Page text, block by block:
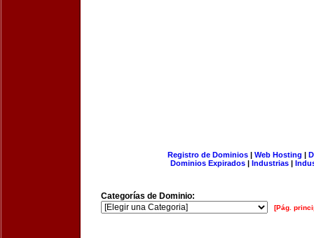
Registro de Dominios| Web Hosting |
Dominios Expirados | Industrias |
Categorías de Dominio:
[Pág.